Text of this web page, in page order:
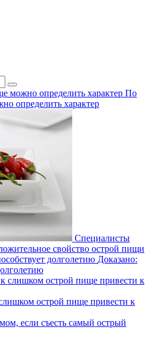
По
определить характер
Специалисты
свойство острой пищи
Доказано:
острой пище привести к